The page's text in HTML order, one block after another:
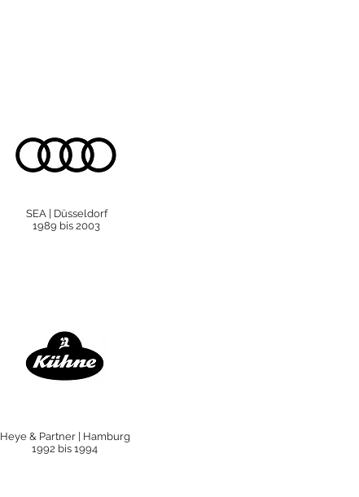
SEA| Düsseldorf
1989 bis 2003
Heye & Partner| Hamburg
1992 bis 1994